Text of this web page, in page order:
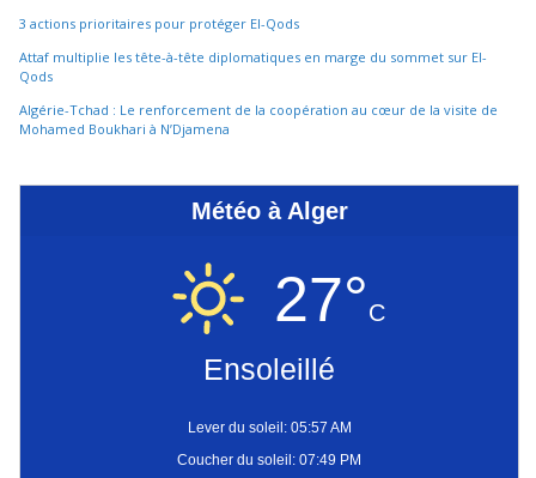
3 actions prioritaires pour protéger El-Qods
Attaf multiplie les tête-à-tête diplomatiques en marge du sommet sur El-
Qods
Algérie-Tchad : Le renforcement de la coopération au cœur de la visite de
Mohamed Boukhari à N’Djamena
Météo à Alger
27°C
Ensoleillé
Lever du soleil: 05:57 AM
Coucher du soleil: 07:49 PM